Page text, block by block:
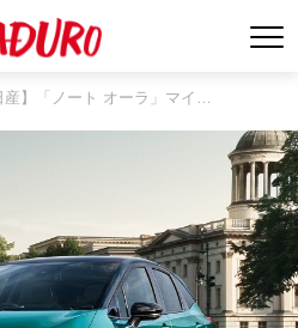
産】「ノート オーラ」マイ…